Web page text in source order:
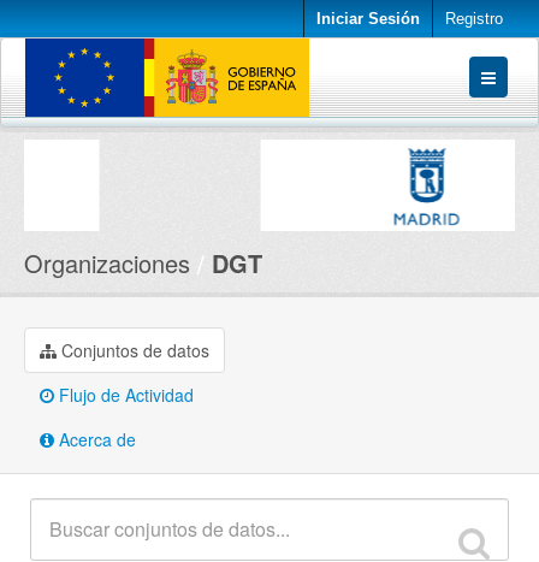
Iniciar Sesión Registro
Conjuntos de datos
Organizaciones DGT
Conjuntos de datos
Flujo de Actividad
Acerca de